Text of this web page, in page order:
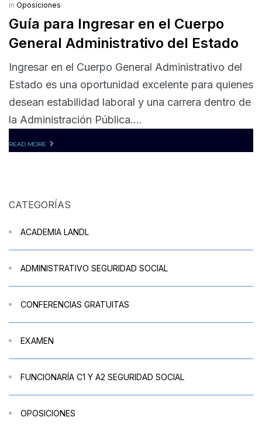
in Oposiciones
Guía para Ingresar en el Cuerpo
General Administrativo del Estado
Ingresar en el Cuerpo General Administrativo del
Estado es una oportunidad excelente para quienes
desean estabilidad laboral y una carrera dentro de
la Administración Pública....
READ MORE
CATEGORÍAS
ACADEMIA LANDL
ADMINISTRATIVO SEGURIDAD SOCIAL
CONFERENCIAS GRATUITAS
EXAMEN
FUNCIONARÍA C1 Y A2 SEGURIDAD SOCIAL
OPOSICIONES